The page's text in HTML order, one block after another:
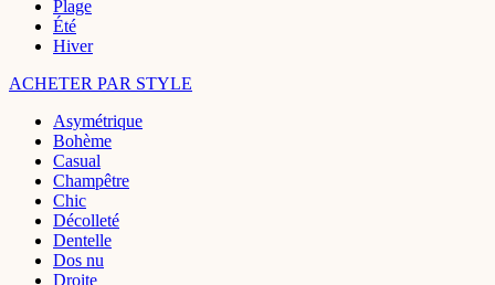
Plage
Été
Hiver
ACHETER PAR STYLE
Asymétrique
Bohème
Casual
Champêtre
Chic
Décolleté
Dentelle
Dos nu
Droite